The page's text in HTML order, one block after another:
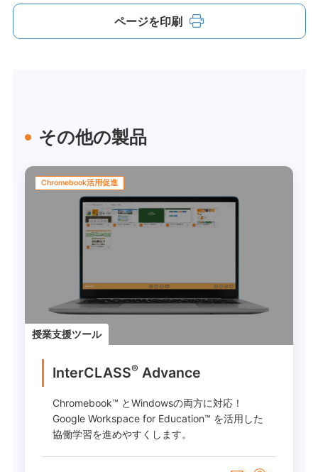
ページを印刷
その他の製品
Chromebook活用促進
授業支援ツール
InterCLASS® Advance
Chromebook™ とWindowsの両方に対応！
Google Workspace for Education™ を活用した
協働学習を進めやすくします。